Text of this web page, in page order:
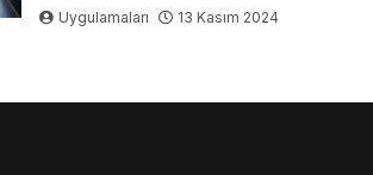
Uygulamaları 13 Kasım 2024